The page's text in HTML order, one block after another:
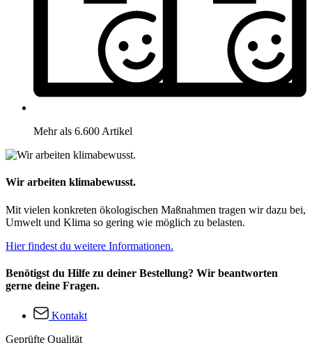
Mehr als 6.600 Artikel
Wir arbeiten klimabewusst.
Mit vielen konkreten ökologischen Maßnahmen tragen wir dazu bei,
Umwelt und Klima so gering wie möglich zu belasten.
Hier findest du weitere Informationen.
Benötigst du Hilfe zu deiner Bestellung? Wir beantworten
gerne deine Fragen.
Kontakt
Geprüfte Qualität